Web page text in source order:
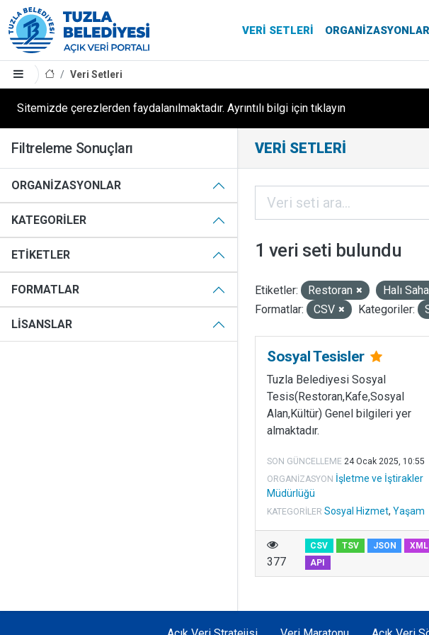
VERI SETLERI ORGANIZASYONLAR
Veri Setleri
Sitemizde çerezlerden faydalanılmaktadır. Ayrıntılı bilgi için tıklayın
Filtreleme Sonuçları
ORGANIZASYONLAR
KATEGORILER
ETIKETLER
FORMATLAR
LISANSLAR
VERI SETLERI
1 veri seti bulundu
Etiketler: Restoran Halı Saha
Formatlar:
CSV Kategoriler:
Sosyal Tesisler
Tuzla Belediyesi Sosyal
Tesis(Restoran,Kafe,Sosyal
Alan,Kültür) Genel bilgileri yer
almaktadır.
SON GÜNCELLEME 24 Ocak 2025, 10:55
ORGANIZASYON İşletme ve İştirakler
Müdürlüğü
KATEGORILER Sosyal Hizmet, Yaşam
377
CSV TSV JSON
XML
API